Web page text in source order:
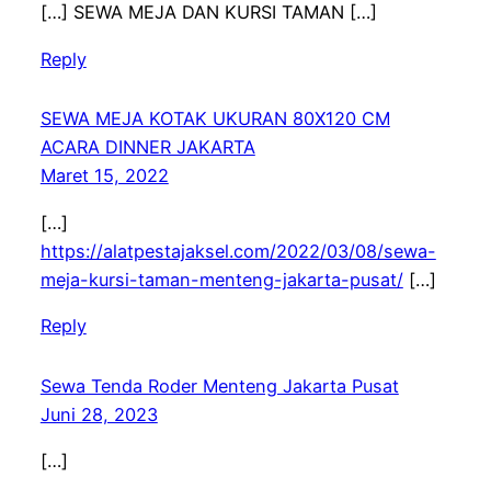
[…] SEWA MEJA DAN KURSI TAMAN […]
Reply
SEWA MEJA KOTAK UKURAN 80X120 CM
ACARA DINNER JAKARTA
Maret 15, 2022
[…]
https://alatpestajaksel.com/2022/03/08/sewa-
meja-kursi-taman-menteng-jakarta-pusat/[…]
Reply
Sewa Tenda Roder Menteng Jakarta Pusat
Juni 28, 2023
[…]